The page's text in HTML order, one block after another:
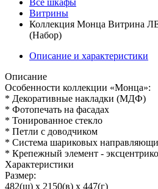
Витрины
Коллекция Монца Витрина
(Набор)
Описание и характеристики
Описание
Особенности коллекции «Монца»:
* Декоративные накладки (МДФ)
* Фотопечать на фасадах
* Тонированное стекло
* Петли с доводчиком
* Система шариковых
* Крепежный элемент -
Характеристики
Размер:
482(ш) x 2150(в) x 447(г)